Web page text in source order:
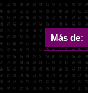
Más de: